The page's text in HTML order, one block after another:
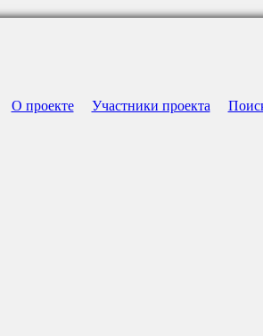
О проекте Участники проекта